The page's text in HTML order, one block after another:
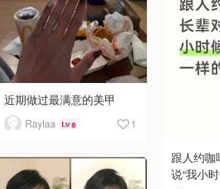
近期做过最满意的美甲
Raylaa 6 1
跟人约咖
说“我小